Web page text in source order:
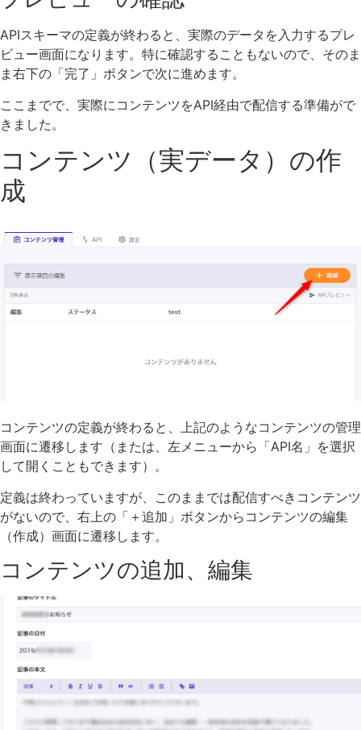
APIスキーマの定義が終わると、実際のデータを入力するプレ
ビュー画面になります。特に確認することもないので、そのま
ま右下の「完了」ボタンで次に進めます。
ここまでで、実際にコンテンツをAPI経由で配信する準備がで
きました。
コンテンツ（実データ）の作
成
コンテンツの定義が終わると、上記のようなコンテンツの管理
画面に遷移します（または、左メニューから「API名」を選択
して開くこともできます）。
定義は終わっていますが、このままでは配信すべきコンテンツ
がないので、右上の「＋追加」ボタンからコンテンツの編集
（作成）画面に遷移します。
コンテンツの追加、編集